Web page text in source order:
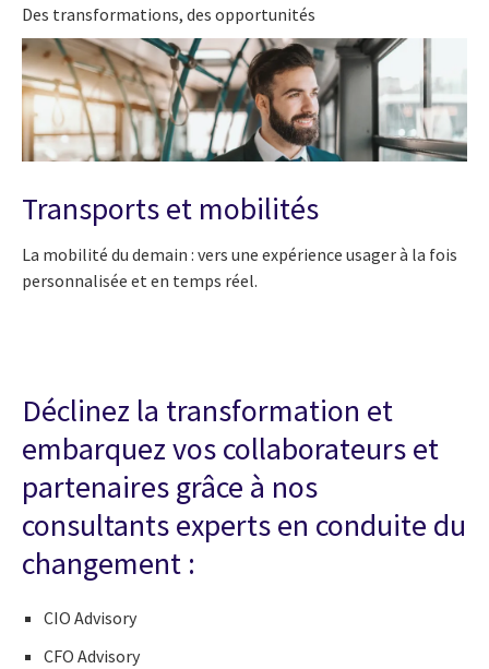
Des transformations, des opportunités
Transports et mobilités
La mobilité du demain : vers une expérience usager à la fois
personnalisée et en temps réel.
Déclinez la transformation et
embarquez vos collaborateurs et
partenaires grâce à nos
consultants experts en conduite du
changement :
CIO Advisory
CFO Advisory